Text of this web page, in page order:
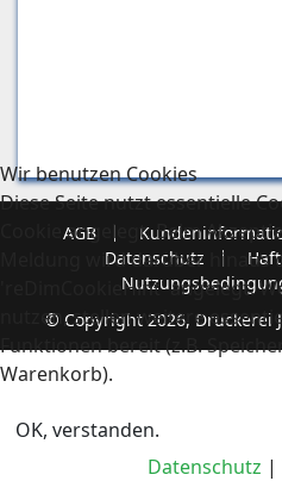
AGB
Datenschutz
© Copyright 2026, Druckerei
Wir benutzen Cookies
Diese Seite nutzt essentielle
Cookie angelegt. Beim
Meldung wird darüber hinaus
'reDimCookieHint' angelegt.
nutzen, stellen weitere
Funktionen bereit (z.B.
Warenkorb).
OK, verstanden.
Datenschutz |